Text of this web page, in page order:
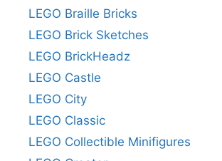
LEGO Braille Bricks
LEGO Brick Sketches
LEGO BrickHeadz
LEGO Castle
LEGO City
LEGO Classic
LEGO Collectible Minifigures